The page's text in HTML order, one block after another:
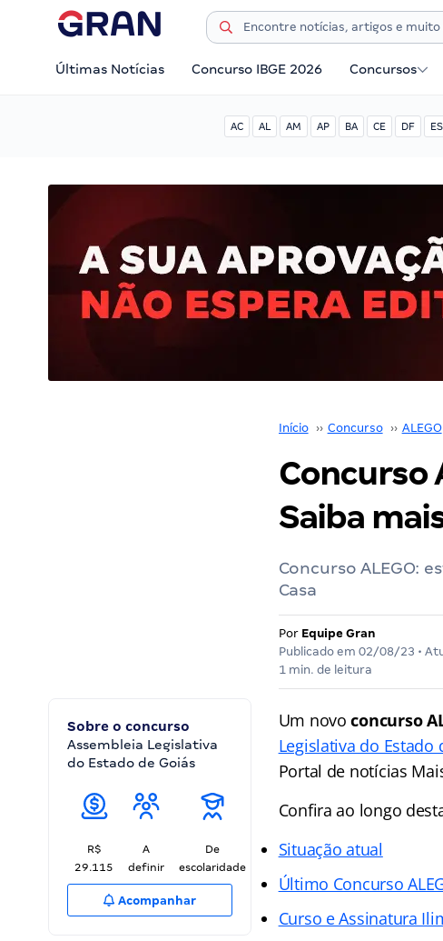
Últimas Notícias Concurso IBGE 2026 Concursos
AC AL AM AP BA CE DF ES
Início ›› Concurso ›› ALEGO
Concurso
Saiba
Concurso ALEGO:
Casa
Por Equipe Gran
Publicado em 02/08/23 •
1 min. de leitura
Sobre o concurso
Assembleia Legislativa
do Estado de Goiás
R$
29.115
A
definir
De
escolaridade
Acompanhar
Um novoconcurso
Legislativa do Estado
Portal de notícias
Confira ao longo
Situação atual
Último Concurso
Curso e Assinatura